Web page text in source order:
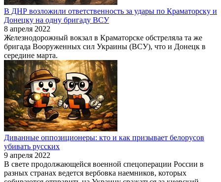
В ДНР возложили ответственность за удары по Краматорску и
Донецку на одну бригаду ВСУ
8 апреля 2022
Железнодорожный вокзал в Краматорске обстреляла та же
бригада Вооруженных сил Украины (ВСУ), что и Донецк в
середине марта.
Диванные оппозиционеры: кто и как призывает белорусов
убивать русских
9 апреля 2022
В свете продолжающейся военной спецоперации России в
разных странах ведется вербовка наемников, которых